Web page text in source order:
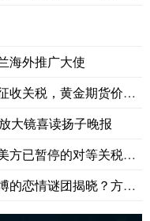
海外推广大使
黄金期货价格为何坐上“
大镜喜读扬子晚报
停的对等关税24%部分以
团揭晓？方博回应：在陈